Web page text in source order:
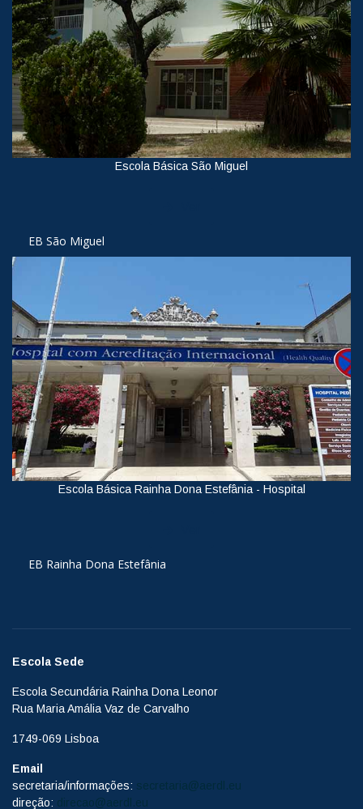
Escola Básica São Miguel
EB São Miguel
Escola Básica Rainha Dona Estefânia - Hospital
EB Rainha Dona Estefânia
Escola Sede
Escola Secundária Rainha Dona Leonor
Rua Maria Amália Vaz de Carvalho
1749-069 Lisboa
Email
secretaria/informações: secretaria@aerdl.eu
direção: direcao@aerdl.eu